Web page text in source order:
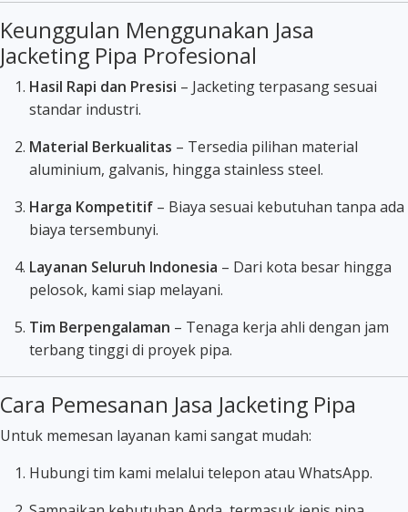
Keunggulan Menggunakan Jasa
Jacketing Pipa Profesional
Hasil Rapi dan Presisi – Jacketing terpasang sesuai
standar industri.
Material Berkualitas – Tersedia pilihan material
aluminium, galvanis, hingga stainless steel.
Harga Kompetitif – Biaya sesuai kebutuhan tanpa ada
biaya tersembunyi.
Layanan Seluruh Indonesia – Dari kota besar hingga
pelosok, kami siap melayani.
Tim Berpengalaman – Tenaga kerja ahli dengan jam
terbang tinggi di proyek pipa.
Cara Pemesanan Jasa Jacketing Pipa
Untuk memesan layanan kami sangat mudah:
Hubungi tim kami melalui telepon atau WhatsApp.